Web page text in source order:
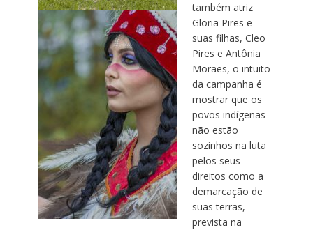
também atriz
Gloria Pires e
suas filhas, Cleo
Pires e Antônia
Moraes, o intuito
da campanha é
mostrar que os
povos indígenas
não estão
sozinhos na luta
pelos seus
direitos como a
demarcação de
suas terras,
prevista na